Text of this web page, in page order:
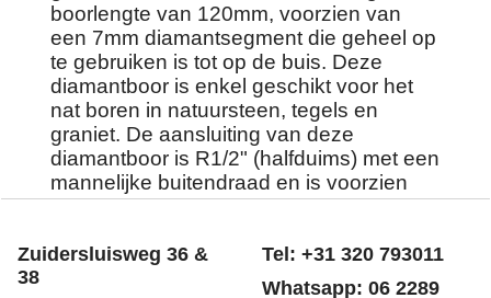
boorlengte van 120mm, voorzien van
een 7mm diamantsegment die geheel op
te gebruiken is tot op de buis. Deze
diamantboor is enkel geschikt voor het
nat boren in natuursteen, tegels en
graniet. De aansluiting van deze
diamantboor is R1/2" (halfduims) met een
mannelijke buitendraad en is voorzien
van een watertoevoer opening.
Zuidersluisweg 36 &
38
Tel: +31 320 793011
Whatsapp: 06 2289